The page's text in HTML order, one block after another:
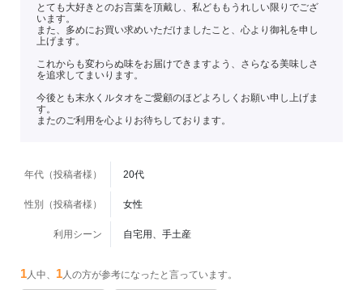
とても大好きとのお言葉を頂戴し、私どももうれしい限りでござ
います。
また、多めにお買い求めいただけましたこと、心より御礼を申し
上げます。
これからも変わらぬ味をお届けできますよう、さらなる美味しさ
を追求してまいります。
今後とも末永くルタオをご愛顧のほどよろしくお願い申し上げま
す。
またのご利用を心よりお待ちしております。
年代（投稿者様） 20代
性別（投稿者様） 女性
利用シーン 自宅用、手土産
1 人中、 1 人の方が参考になったと言っています。